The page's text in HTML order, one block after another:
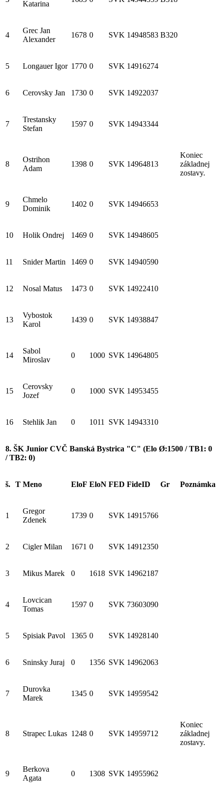
Katarina
4
Grec Jan
Alexander
1678 0 SVK 14948583 B320
5 Longauer Igor 1770 0 SVK 14916274
6 Cerovsky Jan 1730 0 SVK 14922037
7
Trestansky
Stefan
1597 0 SVK 14943344
8
Ostrihon
Adam
1398 0 SVK 14964813
Koniec
základnej
zostavy.
9
Chmelo
Dominik
1402 0 SVK 14946653
10 Holik Ondrej 1469 0 SVK 14948605
11 Snider Martin 1469 0 SVK 14940590
12 Nosal Matus 1473 0 SVK 14922410
13
Vybostok
Karol
1439 0 SVK 14938847
14
Sabol
Miroslav
0 1000 SVK 14964805
15
Cerovsky
Jozef
0 1000 SVK 14953455
16 Stehlik Jan 0 1011 SVK 14943310
8. ŠK Junior CVČ Banská Bystrica "C" (Elo Ø:1500 / TB1: 0
/ TB2: 0)
š. T Meno EloF EloN FED FideID Gr Poznámka
1
Gregor
Zdenek
1739 0 SVK 14915766
2 Cigler Milan 1671 0 SVK 14912350
3 Mikus Marek 0 1618 SVK 14962187
4
Lovcican
Tomas
1597 0 SVK 73603090
5 Spisiak Pavol 1365 0 SVK 14928140
6 Sninsky Juraj 0 1356 SVK 14962063
7
Durovka
Marek
1345 0 SVK 14959542
8 Strapec Lukas 1248 0 SVK 14959712
Koniec
základnej
zostavy.
9
Berkova
Agata
0 1308 SVK 14955962